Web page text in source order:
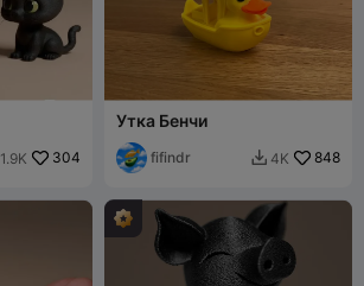
1.9K 304
Утка Бенчи
fifindr  4K 848